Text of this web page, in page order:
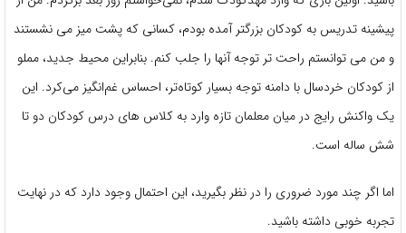
پیشینه تدریس به کودکان بزرگتر آمده بودم، کسانی که پشت میز می نشستند
و من می توانستم راحت تر توجه آنها را جلب کنم. بنابراین محیط جدید، مملو
از کودکان خردسال با دامنه توجه بسیار کوتاه‌تر، احساس غم‌انگیز می‌کرد. این
یک واکنش رایج در میان معلمان تازه وارد به کلاس های درس کودکان دو تا
شش ساله است.
اما اگر چند مورد ضروری را در نظر بگیرید، این احتمال وجود دارد که در نهایت
تجربه خوبی داشته باشید.